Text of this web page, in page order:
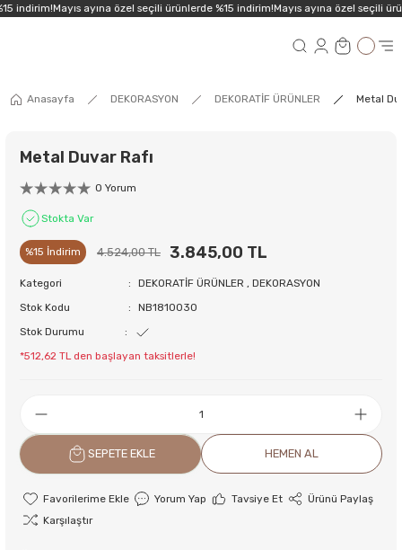
indirim!Mayıs ayına özel seçili ürünlerde %15 indirim!Mayıs ayına özel seçili
Anasayfa DEKORASYON DEKORATİF ÜRÜNLER Metal
Metal Duvar Rafı
0 Yorum
Stokta Var
%15 İndirim 4.524,00 TL 3.845,00 TL
Kategori DEKORATİF ÜRÜNLER ,DEKORASYON
Stok Kodu
NB1810030
Stok Durumu
*512,62 TL den başlayan taksitlerle!
SEPETE EKLE HEMEN AL
Yorum Yap Tavsiye Et
Ürünü Paylaş
Karşılaştır